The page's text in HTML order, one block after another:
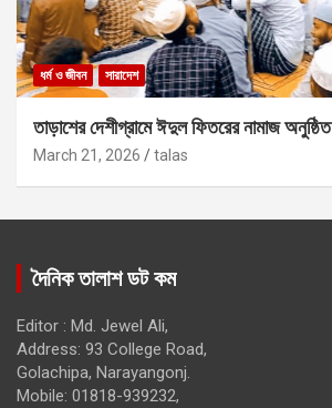
ধর্ম ও জীবন সারাদেশ
তাড়াশের দেশীগ্রামে ঈদুল ফিতরের নামাজ অনুষ্ঠিত
March 21, 2026 talas
দৈনিক তালাশ ডট কম
Editor : Md. Jewel Ali,
Address: 93 College Road,
Golachipa, Narayangonj.
Mobile: 01818-939232,